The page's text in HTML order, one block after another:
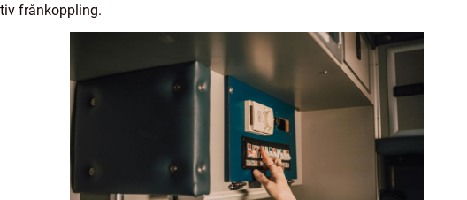
frånkoppling.